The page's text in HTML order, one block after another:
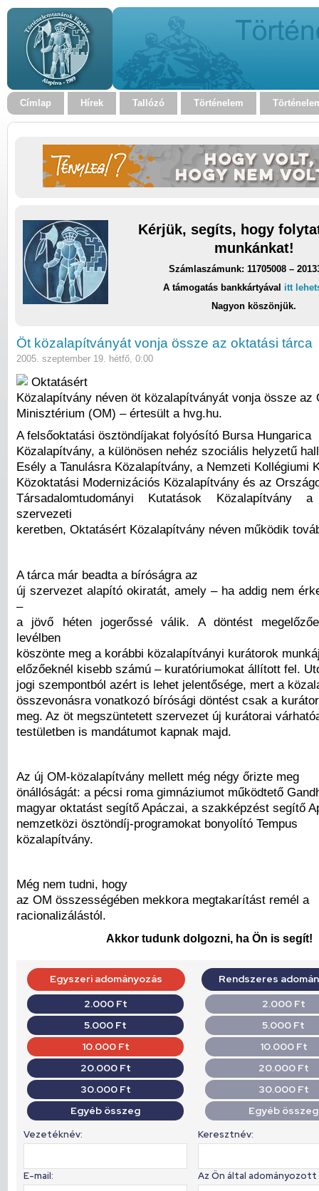
Címlap Hírek Tallózó Történelem
Kérjük, segíts, hogy
munkánkat!
Számlaszámunk: 11705008 –
A támogatás bankkártyával itt
Nagyon köszönjük.
Öt közalapítványát vonja össze az oktatási tárca
2005. szeptember 19. hétfő, 0:00
Oktatásért
Közalapítvány néven öt közalapítványát vonja össze az
Minisztérium (OM) – értesült a hvg.hu.
A felsőoktatási ösztöndíjakat folyósító Bursa Hungarica
Közalapítvány, a különösen nehéz szociális helyzetű
Esély a Tanulásra Közalapítvány, a Nemzeti Kollégiumi
Közoktatási Modernizációs Közalapítvány és az
Társadalomtudományi Kutatások Közalapítvány
szervezeti
keretben, Oktatásért Közalapítvány néven működik
A tárca már beadta a bíróságra az
új szervezet alapító okiratát, amely – ha addig nem
–
a jövő héten jogerőssé válik. A döntést
levélben
köszönte meg a korábbi közalapítványi kurátorok
előzőeknél kisebb számú – kuratóriumokat állított fel.
jogi szempontból azért is lehet jelentősége, mert a
összevonásra vonatkozó bírósági döntést csak a
meg. Az öt megszüntetett szervezet új kurátorai
testületben is mandátumot kapnak majd.
Az új OM-közalapítvány mellett még négy őrizte meg
önállóságát: a pécsi roma gimnáziumot működtető
magyar oktatást segítő Apáczai, a szakképzést segítő
nemzetközi ösztöndíj-programokat bonyolító Tempus
közalapítvány.
Még nem tudni, hogy
az OM összességében mekkora megtakarítást remél a
racionalizálástól.
Akkor tudunk dolgozni, ha Ön is segít!